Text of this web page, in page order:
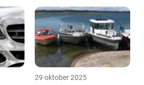
29 oktober 2025